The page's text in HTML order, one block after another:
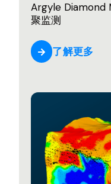
Argyle Diamond
聚监测
了解更多